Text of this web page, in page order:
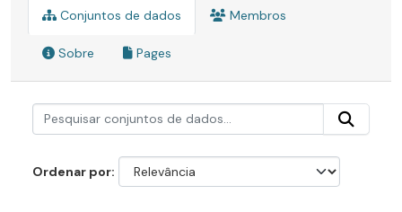
Conjuntos de dados Membros
Sobre Pages
Ordenar por